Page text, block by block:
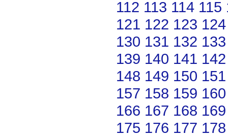
112 113 114 115
121 122 123 124
130 131 132 133
139 140 141 142
148 149 150 151
157 158 159 160
166 167 168 169
175 176 177 178